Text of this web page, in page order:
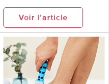
Voir l’article